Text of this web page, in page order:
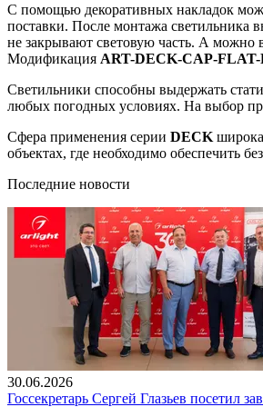
С помощью декоративных накладок
поставки. После монтажа светильника
не закрывают световую часть. А можно
Модификация ART-DECK-CAP-FLAT-
Светильники способны выдержать
любых погодных условиях. На выбор
Сфера применения серии DECK
объектах, где необходимо обеспечить
Последние новости
30.06.2026
Госсекретарь Сергей Глазьев посетил